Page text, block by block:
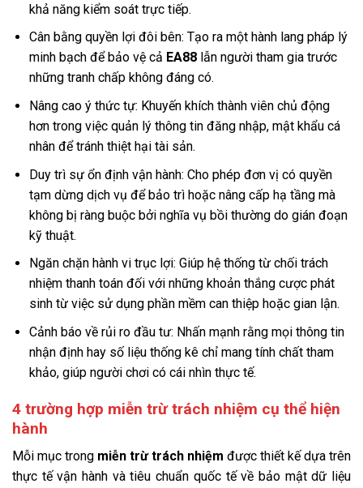
khả năng kiểm soát trực tiếp.
Cân bằng quyền lợi đôi bên: Tạo ra một hành lang pháp lý
minh bạch để bảo vệ cả EA88 lẫn người tham gia trước
những tranh chấp không đáng có.
Nâng cao ý thức tự: Khuyến khích thành viên chủ động
hơn trong việc quản lý thông tin đăng nhập, mật khẩu cá
nhân để tránh thiệt hại tài sản.
Duy trì sự ổn định vận hành: Cho phép đơn vị có quyền
tạm dừng dịch vụ để bảo trì hoặc nâng cấp hạ tầng mà
không bị ràng buộc bởi nghĩa vụ bồi thường do gián đoạn
kỹ thuật.
Ngăn chặn hành vi trục lợi: Giúp hệ thống từ chối trách
nhiệm thanh toán đối với những khoản thắng cược phát
sinh từ việc sử dụng phần mềm can thiệp hoặc gian lận.
Cảnh báo về rủi ro đầu tư: Nhấn mạnh rằng mọi thông tin
nhận định hay số liệu thống kê chỉ mang tính chất tham
khảo, giúp người chơi có cái nhìn thực tế.
4 trường hợp miễn trừ trách nhiệm cụ thể hiện
hành
Mỗi mục trong miễn trừ trách nhiệm được thiết kế dựa trên
thực tế vận hành và tiêu chuẩn quốc tế về bảo mật dữ liệu